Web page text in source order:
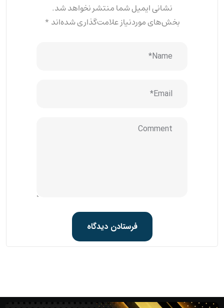
نشانی ایمیل شما منتشر نخواهد شد.
بخش‌های موردنیاز علامت‌گذاری شده‌اند *